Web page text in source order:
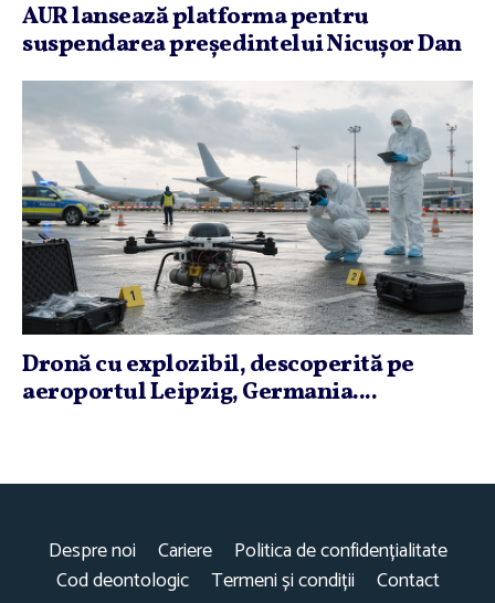
AUR lansează platforma pentru
suspendarea preşedintelui Nicuşor Dan
Dronă cu explozibil, descoperită pe
aeroportul Leipzig, Germania....
Despre noi Cariere
Politica de confidențialitate
Cod deontologic
Termeni și condiții Contact